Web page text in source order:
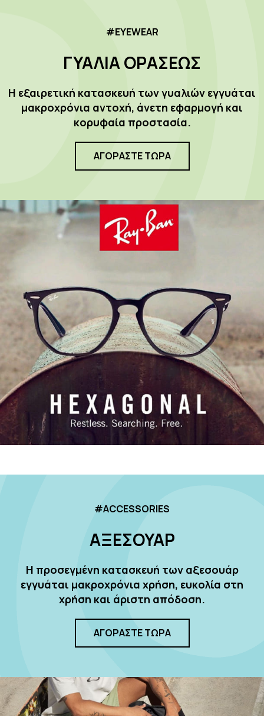
#EYEWEAR
ΓΥΑΛΙΑ ΟΡΑΣΕΩΣ
Η εξαιρετική κατασκευή των γυαλιών εγγυάται
μακροχρόνια αντοχή, άνετη εφαρμογή και
κορυφαία προστασία.
ΑΓΟΡΑΣΤΕ ΤΩΡΑ
#ACCESSORIES
ΑΞΕΣΟΥΑΡ
Η προσεγμένη κατασκευή των αξεσουάρ
εγγυάται μακροχρόνια χρήση, ευκολία στη
χρήση και άριστη απόδοση.
ΑΓΟΡΑΣΤΕ ΤΩΡΑ